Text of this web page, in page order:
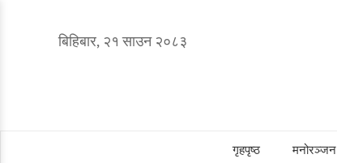
बिहिबार, २१ साउन २०८३
गृहपृष्ठ मनोरञ्जन